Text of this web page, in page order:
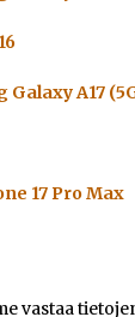
Galaxy A17
17 Pro Max
vastaa